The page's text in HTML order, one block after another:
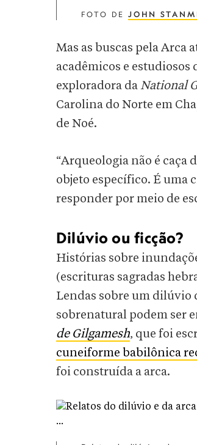
FOTO DE JOHN
Mas as buscas pela Arca
acadêmicos e estudiosos
exploradora daNational
Carolina do Norte em
de Noé.
“Arqueologia não é caça
objeto específico. É uma
responder por meio de
Dilúvio ou ficção?
Histórias sobre
(escrituras sagradas
Lendas sobre um dilúvio
sobrenatural podem ser
de Gilgamesh, que foi
cuneiforme babilônica
foi construída a arca.